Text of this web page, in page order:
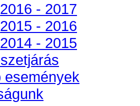
2016 - 2017
2015 - 2016
2014 - 2015
események